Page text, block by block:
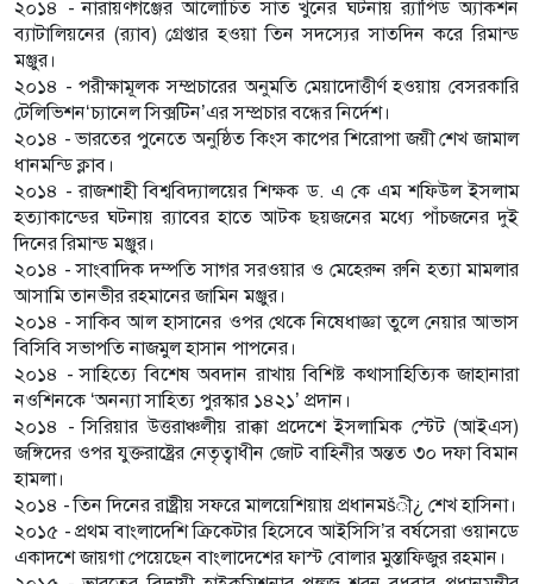
২০১৪ - নারায়ণগঞ্জের আলোচিত সাত খুনের ঘটনায় র‌্যাপিড অ্যাকশন
ব্যাটালিয়নের (র‌্যাব) গ্রেপ্তার হওয়া তিন সদস্যের সাতদিন করে রিমান্ড
মঞ্জুর।
২০১৪ - পরীক্ষামূলক সম্প্রচারের অনুমতি মেয়াদোত্তীর্ণ হওয়ায় বেসরকারি
টেলিভিশন‘চ্যানেল সিক্সটিন’এর সম্প্রচার বন্ধের নির্দেশ।
২০১৪ - ভারতের পুনেতে অনুষ্ঠিত কিংস কাপের শিরোপা জয়ী শেখ জামাল
ধানমন্ডি ক্লাব।
২০১৪ - রাজশাহী বিশ্ববিদ্যালয়ের শিক্ষক ড. এ কে এম শফিউল ইসলাম
হত্যাকান্ডের ঘটনায় র‌্যাবের হাতে আটক ছয়জনের মধ্যে পাঁচজনের দুই
দিনের রিমান্ড মঞ্জুর।
২০১৪ - সাংবাদিক দম্পতি সাগর সরওয়ার ও মেহেরুন রুনি হত্যা মামলার
আসামি তানভীর রহমানের জামিন মঞ্জুর।
২০১৪ - সাকিব আল হাসানের ওপর থেকে নিষেধাজ্ঞা তুলে নেয়ার আভাস
বিসিবি সভাপতি নাজমুল হাসান পাপনের।
২০১৪ - সাহিত্যে বিশেষ অবদান রাখায় বিশিষ্ট কথাসাহিত্যিক জাহানারা
নওশিনকে ‘অনন্যা সাহিত্য পুরস্কার ১৪২১’ প্রদান।
২০১৪ - সিরিয়ার উত্তরাঞ্চলীয় রাক্কা প্রদেশে ইসলামিক স্টেট (আইএস)
জঙ্গিদের ওপর যুক্তরাষ্ট্রের নেতৃত্বাধীন জোট বাহিনীর অন্তত ৩০ দফা বিমান
হামলা।
২০১৪ - তিন দিনের রাষ্ট্রীয় সফরে মালয়েশিয়ায় প্রধানমšী¿ শেখ হাসিনা।
২০১৫ - প্রথম বাংলাদেশি ক্রিকেটার হিসেবে আইসিসি’র বর্ষসেরা ওয়ানডে
একাদশে জায়গা পেয়েছেন বাংলাদেশের ফাস্ট বোলার মুস্তাফিজুর রহমান।